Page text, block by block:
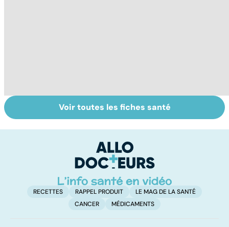
VIH : la maladie
dont on ne guérit
Tout savoir sur
les anti-
Voir toutes les fiches santé
RECETTES RAPPEL PRODUIT
LE MAG DE LA SANTÉ
CANCER
MÉDICAMENTS